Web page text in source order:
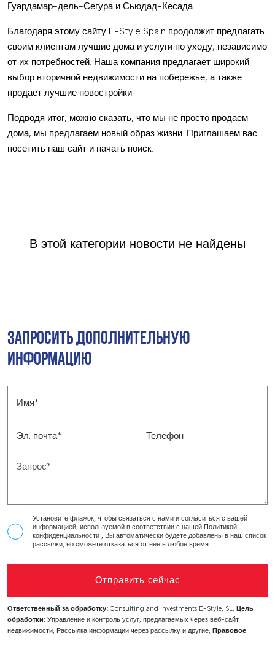
Гуардамар-дель-Сегура и Сьюдад-Кесада.
Благодаря этому сайту E-Style Spain продолжит предлагать
своим клиентам лучшие дома и услуги по уходу, независимо
от их потребностей. Наша компания предлагает широкий
выбор вторичной недвижимости на побережье, а также
продает лучшие новостройки.
Подводя итог, можно сказать, что мы не просто продаем
дома, мы предлагаем новый образ жизни. Приглашаем вас
посетить наш сайт и начать поиск.
В этой категории новости не найдены
ЗАПРОСИТЬ ДОПОЛНИТЕЛЬНУЮ
ИНФОРМАЦИЮ
Установите флажок, чтобы связаться с нами и согласиться с вашей
информацией, используемой в соответствии с нашей Политикой
конфиденциальности , Вы автоматически будете добавлены в наш список
рассылки, но сможете отказаться от нее в любое время
Отправить сейчас
Ответственный за обработку: Consulting and Investments E-Style, SL, Цель
обработки: Управление и контроль услуг, предлагаемых через веб-сайт
недвижимости, Рассылка информации через рассылку и другие, Правовое